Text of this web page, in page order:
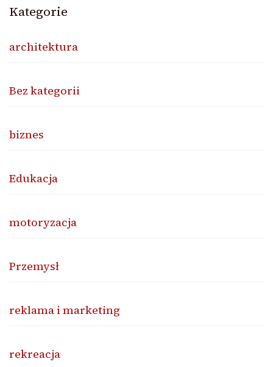
Kategorie
architektura
Bez kategorii
biznes
Edukacja
motoryzacja
Przemysł
reklama i marketing
rekreacja